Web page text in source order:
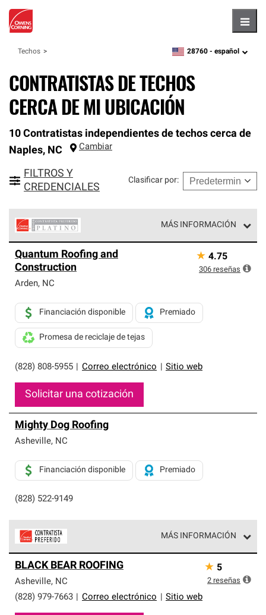
Techos zipcode,language
28760 - español
CONTRATISTAS DE TECHOS
CERCA DE MI UBICACIÓN
10 Contratistas independientes de techos cerca de
Naples, NC Cambiar
FILTROS Y
CREDENCIALES
Clasificar por:
MÁS INFORMACIÓN
Corning constituyen el nivel superior de nuestra red
exclusiva y cumplen con estándares estrictos de
profesionalismo, confiabilidad y destreza incomparable.
sistemas de techos.
Quantum Roofing and
Construction
Arden, NC
(828) 808-5955 Correo electrónico Sitio web
Financiación disponible Premiado
Promesa de reciclaje de tejas
Solicitar una cotización
★ 4.75
306 reseñas
Mighty Dog Roofing
Asheville, NC
(828) 522-9149
Financiación disponible Premiado
MÁS INFORMACIÓN
parte de una red exclusiva de profesionales de techos
que cumplen con altos estándares y requisitos estrictos
de profesionalismo y confiabilidad.
BLACK BEAR ROOFING
Asheville, NC
(828) 979-7663
Correo electrónico Sitio web
★ 5
2 reseñas